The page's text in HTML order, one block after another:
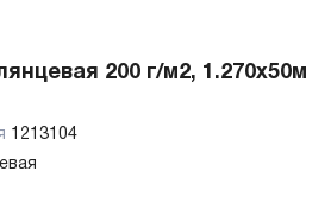
200 г/м2, 1.270х50м
1213104